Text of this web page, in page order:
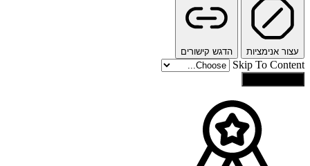
עצור אנימציות הדגש קישורים
Skip To Content